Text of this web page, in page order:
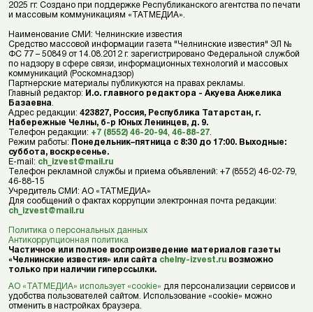
2025 гг. Создано при поддержке Республиканского агентства по печати
и массовым коммуникациям «ТАТМЕДИА».
Наименование СМИ: Челнинские известия
Средство массовой информации газета "Челнинские известия" ЭЛ №
ФС 77 – 50849 от 14.08.2012 г. зарегистрировано Федеральной службой
по надзору в сфере связи, информационных технологий и массовых
коммуникаций (Роскомнадзор)
Партнерские материалы публикуются на правах рекламы.
Главный редактор: И.о. главного редактора - Акуева Анжелика
Базаевна
Адрес редакции: 423827, Россия, Республика Татарстан, г.
Набережные Челны, б-р Юных Ленинцев, д. 9.
Телефон редакции: +7 (8552) 46-20-94 46-88-27
Режим работы: Понедельник–пятница с 8:30 до 17:00. Выходные:
суббота, воскресенье.
E-mail: ch_izvest@mail.ru
Телефон рекламной службы и приема объявлений: +7 (8552) 46-02-79,
46-88-15
Учредитель СМИ: АО «ТАТМЕДИА»
Для сообщений о фактах коррупции электронная почта редакции:
ch_izvest@mail.ru
Политика о персональных данных
Антикоррупционная политика
Частичное или полное воспроизведение материалов газеты
«Челнинские известия» или сайта chelny-izvest.ru возможно
только при наличии гиперссылки.
АО «ТАТМЕДИА» использует «cookie» для персонализации сервисов и
удобства пользователей сайтом. Использование «cookie» можно
отменить в настройках браузера.